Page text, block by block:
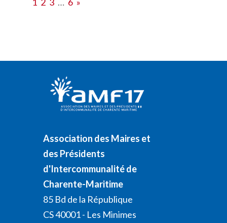
Association des Maires et
des Présidents
d'Intercommunalité de
Charente-Maritime
85 Bd de la République
CS 40001 - Les Minimes